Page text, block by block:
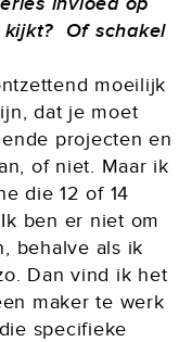
kijkt? Of schakel
moeilijk
dat je moet
projecten en
of niet. Maar ik
die 12 of 14
ben er niet om
behalve als ik
Dan vind ik het
maker te werk
specifieke